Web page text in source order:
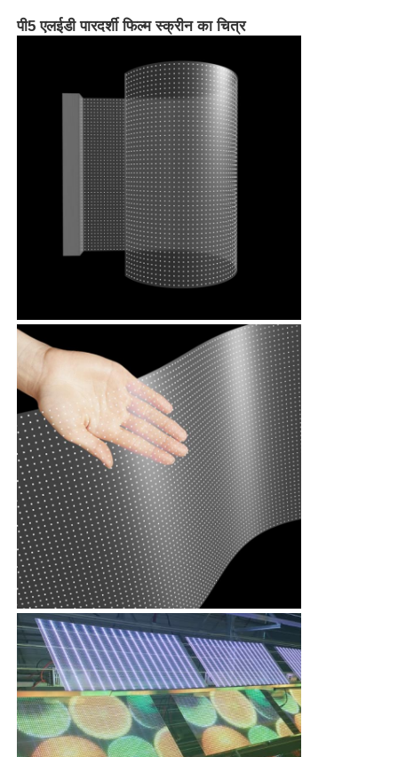
एलईडी ग्रिल स्क्रीन
पारदर्शी प्रदर्शन स्क्रीन
पी5 एलईडी पारदर्शी फिल्म स्क्रीन का चित्र